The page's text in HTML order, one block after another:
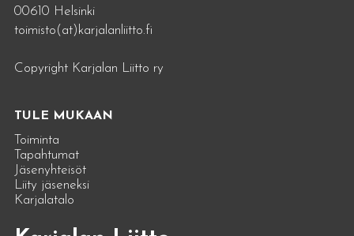
00610 Helsinki
toimisto(at)karjalanliitto.fi
Copyright Karjalan Liitto ry
TULE MUKAAN
Toiminta
Tapahtumat
Jäsenyhteisöt
Liity jäseneksi
Karjalatalo